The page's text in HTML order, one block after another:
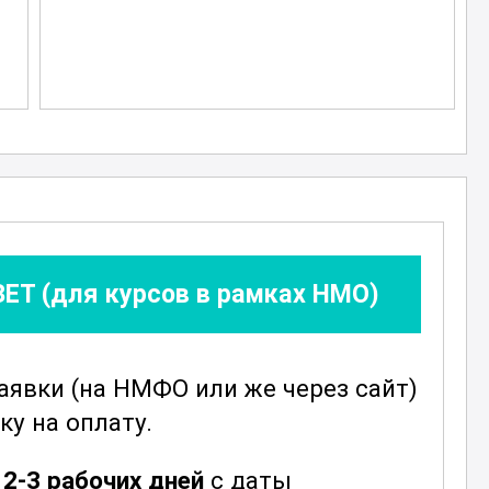
(для курсов в рамках НМО)
(на НМФО или же через сайт)
на оплату.
2-3 рабочих дней с даты